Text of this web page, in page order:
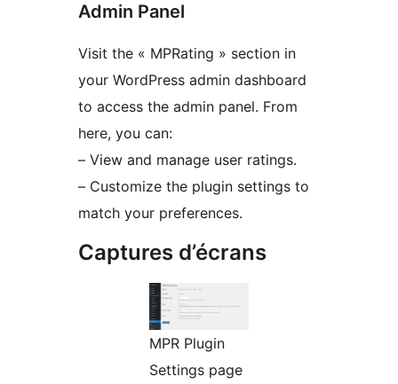
Admin Panel
Visit the « MPRating » section in
your WordPress admin dashboard
to access the admin panel. From
here, you can:
– View and manage user ratings.
– Customize the plugin settings to
match your preferences.
Captures d’écrans
MPR Plugin
Settings page